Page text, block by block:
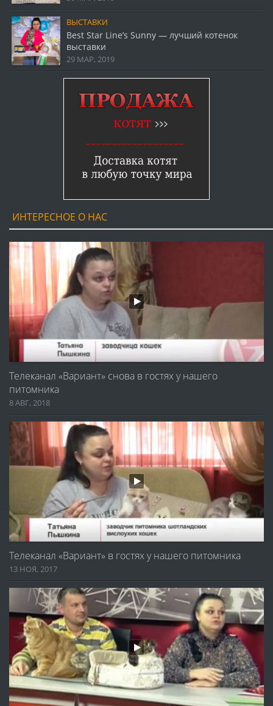
ВЫСТАВКИ
Best Star Line’s Sunny — лучший котенок
выставки
29 МАР, 2019
ИНТЕРЕСНОЕ О НАС
Телеканал «Вариант» снова в гостях у нашего
питомника
8 АВГ, 2018
Телеканал «Вариант» в гостях у нашего питомника
13 НОЯ, 2017